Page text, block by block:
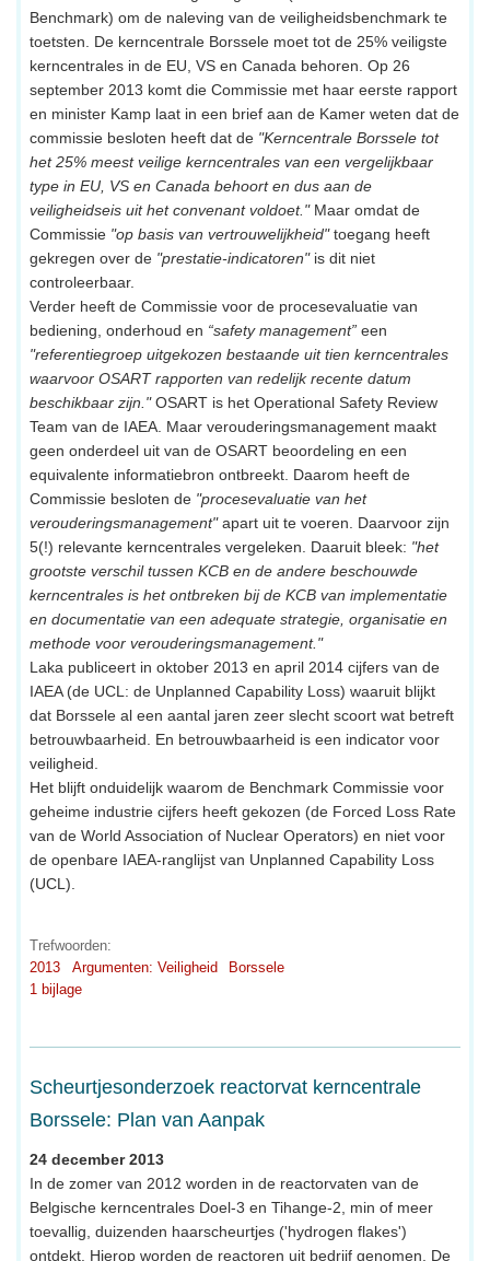
Benchmark) om de naleving van de veiligheidsbenchmark te
toetsten. De kerncentrale Borssele moet tot de 25% veiligste
kerncentrales in de EU, VS en Canada behoren. Op 26
september 2013 komt die Commissie met haar eerste rapport
en minister Kamp laat in een brief aan de Kamer weten dat de
commissie besloten heeft dat de "Kerncentrale Borssele tot
het 25% meest veilige kerncentrales van een vergelijkbaar
type in EU, VS en Canada behoort en dus aan de
veiligheidseis uit het convenant voldoet."Maar omdat de
Commissie "op basis van vertrouwelijkheid"toegang heeft
gekregen over de "prestatie-indicatoren"is dit niet
controleerbaar.
Verder heeft de Commissie voor de procesevaluatie van
bediening, onderhoud en “safety management” een
"referentiegroep uitgekozen bestaande uit tien kerncentrales
waarvoor OSART rapporten van redelijk recente datum
beschikbaar zijn."OSART is het Operational Safety Review
Team van de IAEA. Maar verouderingsmanagement maakt
geen onderdeel uit van de OSART beoordeling en een
equivalente informatiebron ontbreekt. Daarom heeft de
Commissie besloten de "procesevaluatie van het
verouderingsmanagement"apart uit te voeren. Daarvoor zijn
5(!) relevante kerncentrales vergeleken. Daaruit bleek: "het
grootste verschil tussen KCB en de andere beschouwde
kerncentrales is het ontbreken bij de KCB van implementatie
en documentatie van een adequate strategie, organisatie en
methode voor verouderingsmanagement."
Laka publiceert in oktober 2013 en april 2014 cijfers van de
IAEA (de UCL: de Unplanned Capability Loss) waaruit blijkt
dat Borssele al een aantal jaren zeer slecht scoort wat betreft
betrouwbaarheid. En betrouwbaarheid is een indicator voor
veiligheid.
Het blijft onduidelijk waarom de Benchmark Commissie voor
geheime industrie cijfers heeft gekozen (de Forced Loss Rate
van de World Association of Nuclear Operators) en niet voor
de openbare IAEA-ranglijst van Unplanned Capability Loss
(UCL).
Trefwoorden:
2013
Argumenten: Veiligheid
Borssele
1 bijlage
Scheurtjesonderzoek reactorvat kerncentrale
Borssele: Plan van Aanpak
24 december 2013
In de zomer van 2012 worden in de reactorvaten van de
Belgische kerncentrales Doel-3 en Tihange-2, min of meer
toevallig, duizenden haarscheurtjes ('hydrogen flakes')
ontdekt. Hierop worden de reactoren uit bedrijf genomen. De